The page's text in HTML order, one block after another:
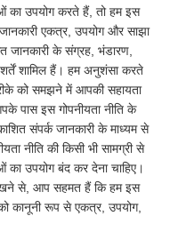
का उपयोग करते हैं, तो हम इस
एकत्र, उपयोग और साझा
जानकारी के संग्रह, भंडारण,
शर्तें शामिल हैं। हम अनुशंसा करते
को समझने में आपकी सहायता
पास इस गोपनीयता नीति के
संपर्क जानकारी के माध्यम से
नीति की किसी भी सामग्री से
उपयोग बंद कर देना चाहिए।
रखने से, आप सहमत हैं कि हम इस
कानूनी रूप से एकत्र, उपयोग,